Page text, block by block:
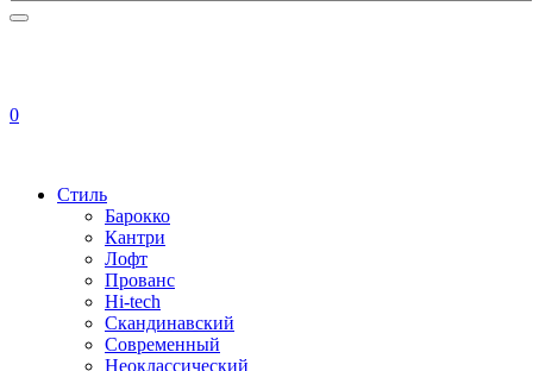
0
Стиль
Барокко
Кантри
Лофт
Прованс
Hi-tech
Скандинавский
Современный
Неоклассический